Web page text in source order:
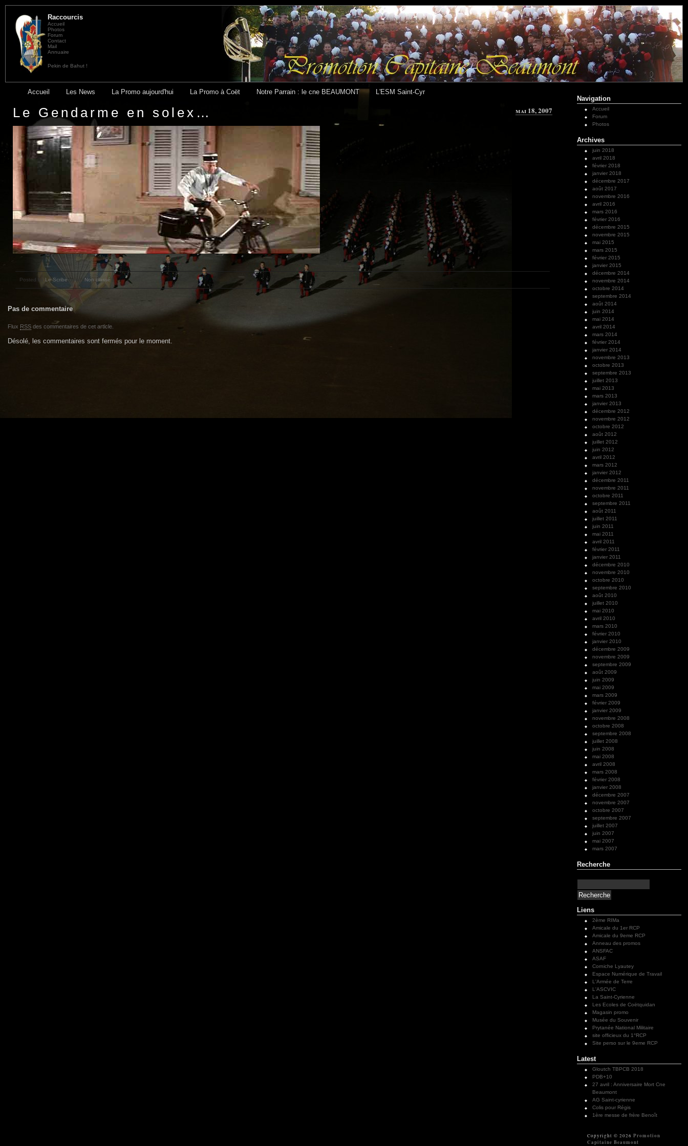
Raccourcis
Accueil
Photos
Forum
Contact
Mail
Annuaire
Pekin de Bahut !
Accueil Les News La Promo aujourd'hui La Promo à Coët Notre Parrain : le cne BEAUMONT L'ESM Saint-Cyr
mai 18, 2007
Le Gendarme en solex…
Posted by Le Scribeunder Non classé
Pas de commentaire
Flux RSS des commentaires de cet article.
Désolé, les commentaires sont fermés pour le moment.
Navigation
Accueil
Forum
Photos
Archives
juin 2018
avril 2018
février 2018
janvier 2018
décembre 2017
août 2017
novembre 2016
avril 2016
mars 2016
février 2016
décembre 2015
novembre 2015
mai 2015
mars 2015
février 2015
janvier 2015
décembre 2014
novembre 2014
octobre 2014
septembre 2014
août 2014
juin 2014
mai 2014
avril 2014
mars 2014
février 2014
janvier 2014
novembre 2013
octobre 2013
septembre 2013
juillet 2013
mai 2013
mars 2013
janvier 2013
décembre 2012
novembre 2012
octobre 2012
août 2012
juillet 2012
juin 2012
avril 2012
mars 2012
janvier 2012
décembre 2011
novembre 2011
octobre 2011
septembre 2011
août 2011
juillet 2011
juin 2011
mai 2011
avril 2011
février 2011
janvier 2011
décembre 2010
novembre 2010
octobre 2010
septembre 2010
août 2010
juillet 2010
mai 2010
avril 2010
mars 2010
février 2010
janvier 2010
décembre 2009
novembre 2009
septembre 2009
août 2009
juin 2009
mai 2009
mars 2009
février 2009
janvier 2009
novembre 2008
octobre 2008
septembre 2008
juillet 2008
juin 2008
mai 2008
avril 2008
mars 2008
février 2008
janvier 2008
décembre 2007
novembre 2007
octobre 2007
septembre 2007
juillet 2007
juin 2007
mai 2007
mars 2007
Recherche
Liens
2ème RIMa
Amicale du 1er RCP
Amicale du 9eme RCP
Anneau des promos
ANSFAC
ASAF
Corniche Lyautey
Espace Numérique de Travail
L'Armée de Terre
L'ASCVIC
La Saint-Cyrienne
Les Ecoles de Coëtquidan
Magasin promo
Musée du Souvenir
Prytanée National Militaire
site officieux du 1°RCP
Site perso sur le 9eme RCP
Latest
Gloutch TBPCB 2018
PDB+10
27 avril : Anniversaire Mort Cne
Beaumont
AG Saint-cyrienne
Colis pour Régis
1ère messe de frère Benoît
Copyright © 2026 Promotion
Capitaine Beaumont